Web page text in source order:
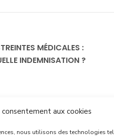
aux cookies
nous utilisons des technologies
MÉDICALES :
INDEMNISATION ?